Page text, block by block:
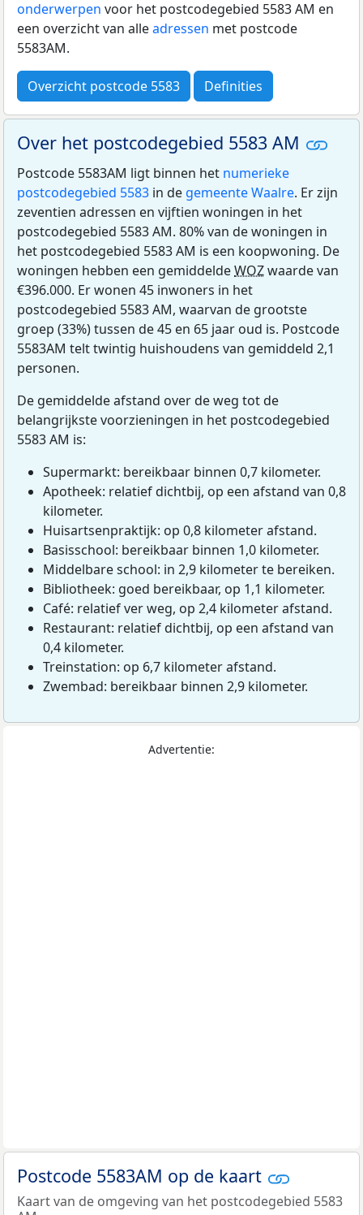
onderwerpen voor het postcodegebied 5583 AM en
een overzicht van alleadressen met postcode
5583AM.
Overzicht postcode 5583 Definities
Over het postcodegebied 5583 AM
Postcode 5583AM ligt binnen het numerieke
postcodegebied 5583 in de gemeente Waalre. Er zijn
zeventien adressen en vijftien woningen in het
postcodegebied 5583 AM. 80% van de woningen in
het postcodegebied 5583 AM is een koopwoning. De
woningen hebben een gemiddeldeWOZwaarde van
€396.000. Er wonen 45 inwoners in het
postcodegebied 5583 AM, waarvan de grootste
groep (33%) tussen de 45 en 65 jaar oud is. Postcode
5583AM telt twintig huishoudens van gemiddeld 2,1
personen.
De gemiddelde afstand over de weg tot de
belangrijkste voorzieningen in het postcodegebied
5583 AM is:
Supermarkt: bereikbaar binnen 0,7 kilometer.
Apotheek: relatief dichtbij, op een afstand van 0,8
kilometer.
Huisartsenpraktijk: op 0,8 kilometer afstand.
Basisschool: bereikbaar binnen 1,0 kilometer.
Middelbare school: in 2,9 kilometer te bereiken.
Bibliotheek: goed bereikbaar, op 1,1 kilometer.
Café: relatief ver weg, op 2,4 kilometer afstand.
Restaurant: relatief dichtbij, op een afstand van
0,4 kilometer.
Treinstation: op 6,7 kilometer afstand.
Zwembad: bereikbaar binnen 2,9 kilometer.
Advertentie:
Postcode 5583AM op de kaart
Kaart van de omgeving van het postcodegebied 5583